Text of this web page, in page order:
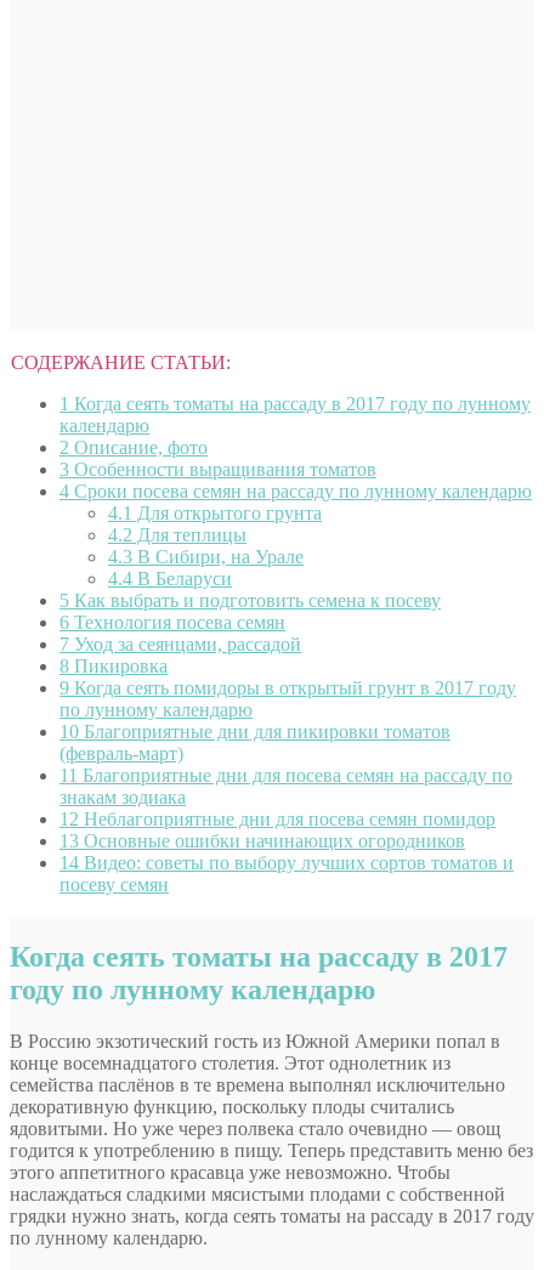
СОДЕРЖАНИЕ СТАТЬИ:
1 Когда сеять томаты на рассаду в 2017 году по лунному
календарю
2 Описание, фото
3 Особенности выращивания томатов
4 Сроки посева семян на рассаду по лунному календарю
4.1 Для открытого грунта
4.2 Для теплицы
4.3 В Сибири, на Урале
4.4 В Беларуси
5 Как выбрать и подготовить семена к посеву
6 Технология посева семян
7 Уход за сеянцами, рассадой
8 Пикировка
9 Когда сеять помидоры в открытый грунт в 2017 году
по лунному календарю
10 Благоприятные дни для пикировки томатов
(февраль-март)
11 Благоприятные дни для посева семян на рассаду по
знакам зодиака
12 Неблагоприятные дни для посева семян помидор
13 Основные ошибки начинающих огородников
14 Видео: советы по выбору лучших сортов томатов и
посеву семян
Когда сеять томаты на рассаду в 2017
году по лунному календарю
В Россию экзотический гость из Южной Америки попал в
конце восемнадцатого столетия. Этот однолетник из
семейства паслёнов в те времена выполнял исключительно
декоративную функцию, поскольку плоды считались
ядовитыми. Но уже через полвека стало очевидно — овощ
годится к употреблению в пищу. Теперь представить меню без
этого аппетитного красавца уже невозможно. Чтобы
наслаждаться сладкими мясистыми плодами с собственной
грядки нужно знать, когда сеять томаты на рассаду в 2017 году
по лунному календарю.